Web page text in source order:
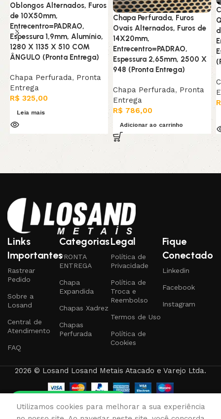
Oblongos Alternados, Furos
de 10X50mm,
Entrecentro=PADRAO,
Espessura 1,9mm, Alumínio,
1280 X 1135 X 510 COM
ÂNGULO (Pronta Entrega)
Chapa Perfurada, Pronta
Entrega
R$ 325,00
Leia mais
Chapa Perfurada, Furos
Ovais Alternados, Furos de
14X20mm,
Entrecentro=PADRAO,
Espessura 2,65mm, 2500 X
948 (Pronta Entrega)
Chapa Perfurada, Pronta
Entrega
R$ 786,00
Adicionar ao carrinho
Links
Importantes
Rastrear
Pedido
Sobre a
Losand
Central de
Atendimento
FAQ
Categorias
PRONTA
ENTREGA
Chapa
Expandida
Chapas Xadrez
Chapas
Perfurada
Legal
Política de
Privacidade
Política de
Troca e
Reembolso
Termos de Uso
Política de
Cookies
Fique
Conectado
Linkedin
Facebook
Instagram
2026 © Losand Losand Metais Atacado e Varejo Ltda.
Utilizamos cookies para melhorar a sua experiência